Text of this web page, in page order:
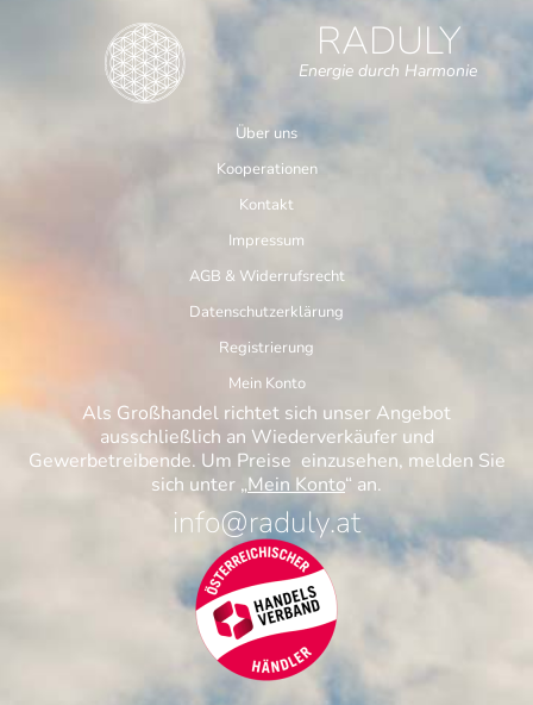
RADULY
Energie durch Harmonie
Über uns
Kooperationen
Kontakt
Impressum
AGB & Widerrufsrecht
Datenschutzerklärung
Registrierung
Mein Konto
Als Großhandel richtet sich unser Angebot
ausschließlich an Wiederverkäufer und
Gewerbetreibende. Um Preise einzusehen, melden Sie
sich unter „Mein Konto“ an.
info@raduly.at